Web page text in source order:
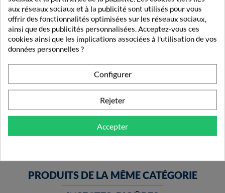
Parakito Bracelet Anti-Moustiques Adulte Bleu
9,99 €
PRODUITS DE LA MÊME CATÉGORIE
aux réseaux sociaux et à la publicité sont utilisés pour vous
offrir des fonctionnalités optimisées sur les réseaux sociaux,
ainsi que des publicités personnalisées. Acceptez-vous ces
cookies ainsi que les implications associées à l'utilisation de vos
données personnelles ?
Configurer
Rejeter
Accepter